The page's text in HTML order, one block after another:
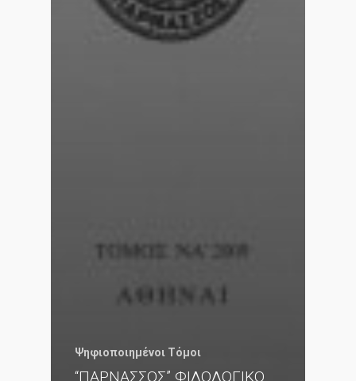
Ψηφιοποιημένοι Τόμοι
“ΠΑΡΝΑΣΣΟΣ” ΦΙΛΟΛΟΓΙΚΟ